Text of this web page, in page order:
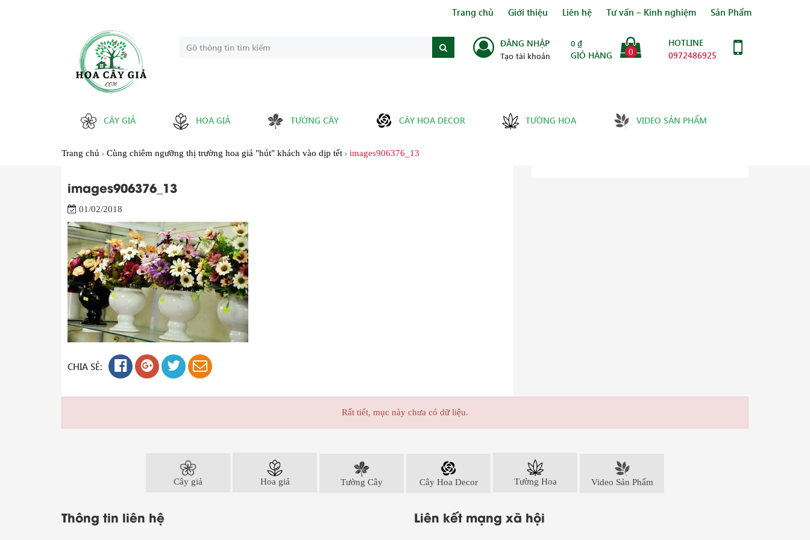
Trang chủ Giới thiệu Liên hệ Tư vấn – Kinh nghiệm Sản Phẩm
ĐĂNG NHẬP
Tạo tài khoản
0 ₫
GIỎ HÀNG 0
HOTLINE
0972486925
CÂY GIẢ HOA GIẢ TƯỜNG CÂY CÂY HOA DECOR TƯỜNG HOA VIDEO SẢN PHẨM
Trang chủ Cùng chiêm ngưỡng thị trường hoa giả "hút" khách vào dịp tết images906376_13
images906376_13
01/02/2018
CHIA SẺ:
Rất tiết, mục này chưa có dữ liệu.
Cây giả Hoa giả Tường Cây Cây Hoa Decor Tường Hoa Video Sản Phẩm
Thông tin liên hệ Liên kết mạng xã hội